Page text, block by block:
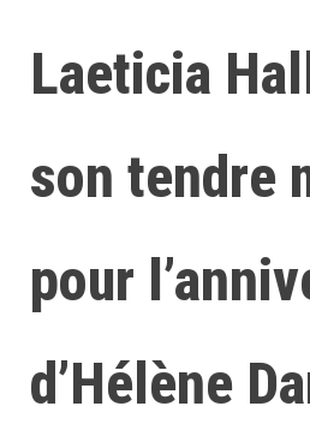
Laeticia
son tendre
pour
d’Hélène